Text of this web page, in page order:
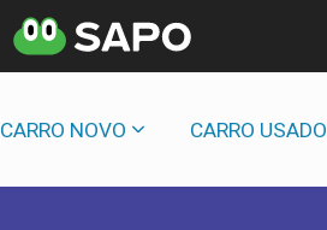
CARRO NOVO CARRO USADO